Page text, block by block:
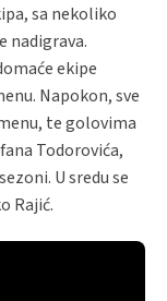
sa nekoliko
nadigrava.
ekipe
Napokon, sve
te golovima
Todorovića,
U sredu se
Rajić.